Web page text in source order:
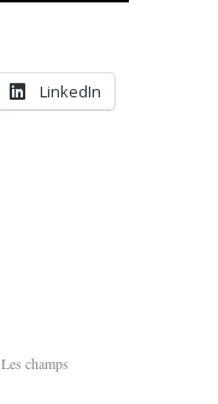
LinkedIn
Les champs